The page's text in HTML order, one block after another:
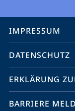
Service-
Navigation
IMPRESSUM
DATENSCHUTZ
ERKLÄRUNG
BARRIERE